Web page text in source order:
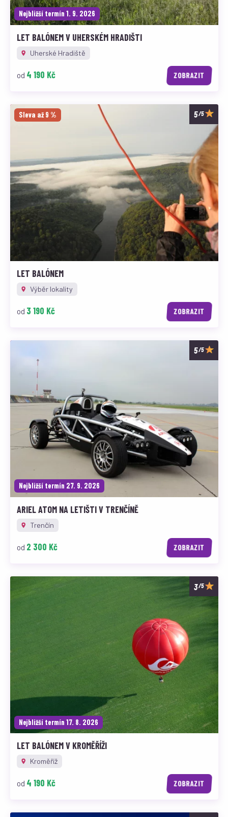
Nejbližší termín 1. 9. 2026
LET BALÓNEM V UHERSKÉM HRADIŠTI
Uherské Hradiště
od 4 190 Kč ZOBRAZIT
Sleva až 9 % /5
LET BALÓNEM
Výběr lokality
od 3 190 Kč ZOBRAZIT
/5
Nejbližší termín 27. 9. 2026
ARIEL ATOM NA LETIŠTI V TRENČÍNĚ
Trenčín
od 2 300 Kč ZOBRAZIT
/5
Nejbližší termín 17. 8. 2026
LET BALÓNEM V KROMĚŘÍŽI
Kroměříž
od 4 190 Kč ZOBRAZIT